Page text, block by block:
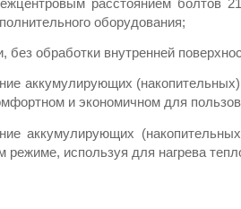
расстоянием болтов
оборудования;
без обработки внутренней
аккумулирующих
и экономичном для
аккумулирующих
режиме, используя для нагрева